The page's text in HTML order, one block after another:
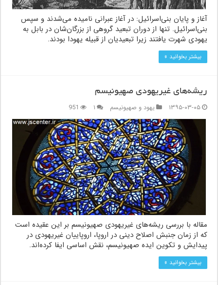
آغاز و پایان بنی‌اسرائیل: در آغاز عبرانی نامیده می‌شدند و سپس
بنی‌اسرائیل. تنها از دوران تبعید گروهی از بزرگان‌شان در بابل به
یهودی شهرت یافتند زیرا تبعیدیان از قبیله یهودا بودند.
بیشتر بخوانید »
ریشه‌های غیریهودی صهیونیسم
۱۳۹۵-۰۳-۰۵
یهود و صهیونیسم ۱ 951
مقاله با بررسی ریشه‌های غیریهودی صهیونیسم بر این عقیده است
که از زمان جنبش اصلاح دینی در اروپا، اروپاییان غیریهودی در
پیدایش و تکوین ایده صهیونیسم، نقش اساسی ایفا کرده‌اند.
بیشتر بخوانید »